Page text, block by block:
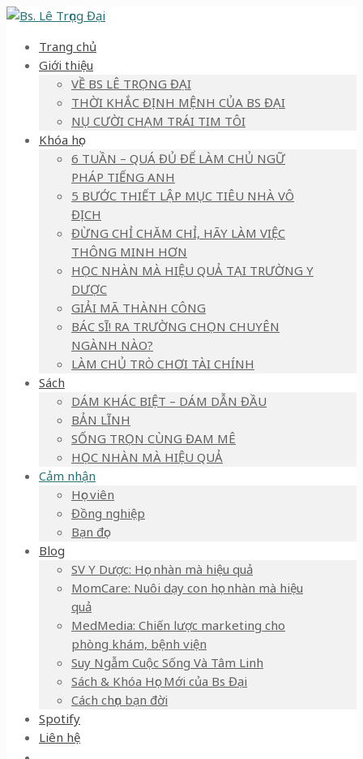
Trang chủ
Giới thiệu
VỀ BS LÊ TRỌNG ĐẠI
THỜI KHẮC ĐỊNH MỆNH CỦA BS ĐẠI
NỤ CƯỜI CHẠM TRÁI TIM TÔI
Khóa học
6 TUẦN – QUÁ ĐỦ ĐỂ LÀM CHỦ NGỮ
PHÁP TIẾNG ANH
5 BƯỚC THIẾT LẬP MỤC TIÊU NHÀ VÔ
ĐỊCH
ĐỪNG CHỈ CHĂM CHỈ, HÃY LÀM VIỆC
THÔNG MINH HƠN
HỌC NHÀN MÀ HIỆU QUẢ TẠI TRƯỜNG Y
DƯỢC
GIẢI MÃ THÀNH CÔNG
BÁC SĨ! RA TRƯỜNG CHỌN CHUYÊN
NGÀNH NÀO?
LÀM CHỦ TRÒ CHƠI TÀI CHÍNH
Sách
DÁM KHÁC BIỆT – DÁM DẪN ĐẦU
BẢN LĨNH
SỐNG TRỌN CÙNG ĐAM MÊ
HỌC NHÀN MÀ HIỆU QUẢ
Cảm nhận
Học viên
Đồng nghiệp
Bạn đọc
Blog
SV Y Dược: Học nhàn mà hiệu quả
MomCare: Nuôi dạy con học nhàn mà hiệu
quả
MedMedia: Chiến lược marketing cho
phòng khám, bệnh viện
Suy Ngẫm Cuộc Sống Và Tâm Linh
Sách & Khóa Học Mới của Bs Đại
Cách chọn bạn đời
Spotify
Liên hệ